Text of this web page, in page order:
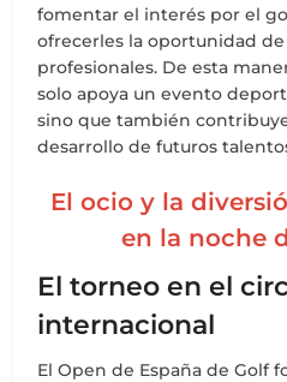
fomentar el interés por el
ofrecerles la oportunidad
profesionales. De esta
solo apoya un evento
sino que también
desarrollo de futuros
El ocio y la
en la noche
El torneo en el
internacional
El Open de España de Golf